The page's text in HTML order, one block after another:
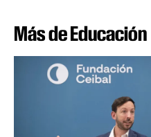
Más de Educación